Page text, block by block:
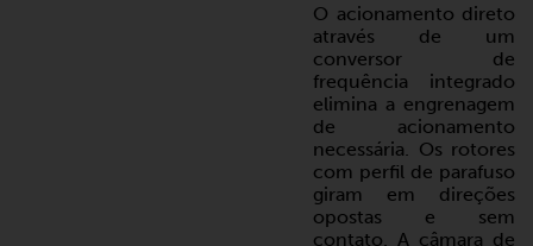
O acionamento direto
através de um
conversor de
frequência integrado
elimina a engrenagem
de acionamento
necessária. Os rotores
com perfil de parafuso
giram em direções
opostas e sem
contato. A câmara de